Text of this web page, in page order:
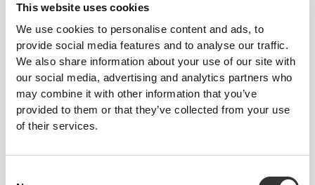
This website uses cookies
We use cookies to personalise content and ads, to
provide social media features and to analyse our traffic.
We also share information about your use of our site with
our social media, advertising and analytics partners who
may combine it with other information that you’ve
provided to them or that they’ve collected from your use
of their services.